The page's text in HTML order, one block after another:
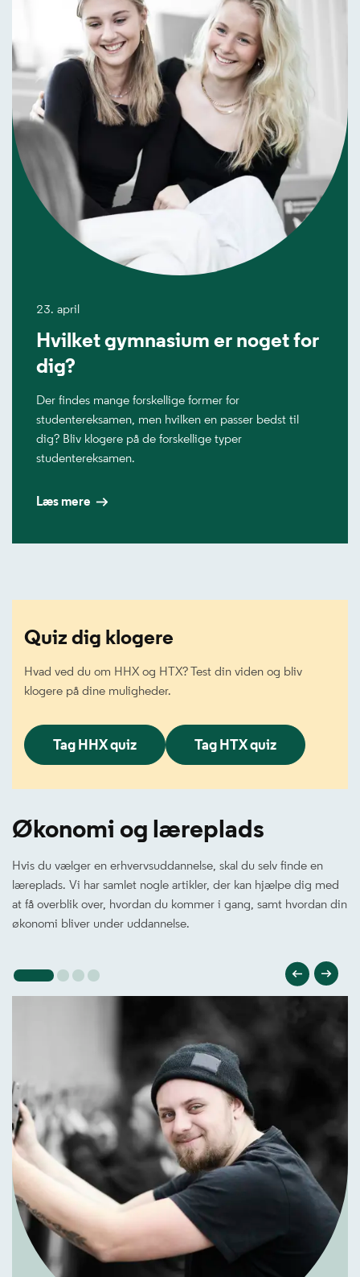
23. april
Hvilket gymnasium er noget for
dig?
Der findes mange forskellige former for
studentereksamen, men hvilken en passer bedst til
dig? Bliv klogere på de forskellige typer
studentereksamen.
Læs mere
Quiz dig klogere
Hvad ved du om HHX og HTX? Test din viden og bliv
klogere på dine muligheder.
Tag HHX quiz Tag HTX quiz
Økonomi og læreplads
Hvis du vælger en erhvervsuddannelse, skal du selv finde en
læreplads. Vi har samlet nogle artikler, der kan hjælpe dig med
at få overblik over, hvordan du kommer i gang, samt hvordan din
økonomi bliver under uddannelse.